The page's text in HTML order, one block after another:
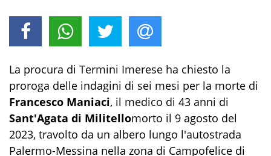
La procura di Termini Imerese ha chiesto la
proroga delle indagini di sei mesi per la morte di
Francesco Maniaci, il medico di 43 anni di
Sant'Agata di Militellomorto il 9 agosto del
2023, travolto da un albero lungo l'autostrada
Palermo-Messina nella zona di Campofelice di